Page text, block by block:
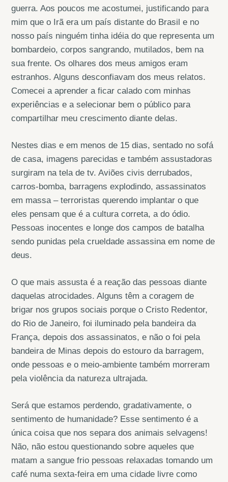
guerra. Aos poucos me acostumei, justificando para
mim que o Irã era um país distante do Brasil e no
nosso país ninguém tinha idéia do que representa um
bombardeio, corpos sangrando, mutilados, bem na
sua frente. Os olhares dos meus amigos eram
estranhos. Alguns desconfiavam dos meus relatos.
Comecei a aprender a ficar calado com minhas
experiências e a selecionar bem o público para
compartilhar meu crescimento diante delas.
Nestes dias e em menos de 15 dias, sentado no sofá
de casa, imagens parecidas e também assustadoras
surgiram na tela de tv. Aviões civis derrubados,
carros-bomba, barragens explodindo, assassinatos
em massa – terroristas querendo implantar o que
eles pensam que é a cultura correta, a do ódio.
Pessoas inocentes e longe dos campos de batalha
sendo punidas pela crueldade assassina em nome de
deus.
O que mais assusta é a reação das pessoas diante
daquelas atrocidades. Alguns têm a coragem de
brigar nos grupos sociais porque o Cristo Redentor,
do Rio de Janeiro, foi iluminado pela bandeira da
França, depois dos assassinatos, e não o foi pela
bandeira de Minas depois do estouro da barragem,
onde pessoas e o meio-ambiente também morreram
pela violência da natureza ultrajada.
Será que estamos perdendo, gradativamente, o
sentimento de humanidade? Esse sentimento é a
única coisa que nos separa dos animais selvagens!
Não, não estou questionando sobre aqueles que
matam a sangue frio pessoas relaxadas tomando um
café numa sexta-feira em uma cidade livre como